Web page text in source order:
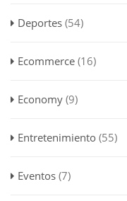
Deportes (54)
Ecommerce (16)
Economy (9)
Entretenimiento (55)
Eventos (7)